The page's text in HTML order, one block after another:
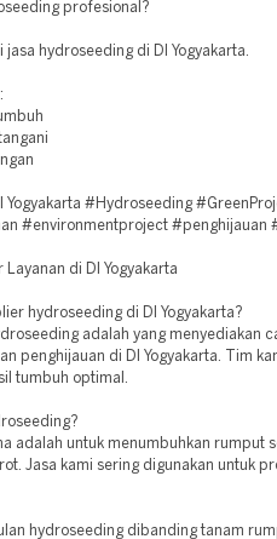
profesional?
jasa hydroseeding di DI Yogyakarta.
Yogyakarta #Hydroseeding
#environmentproject #penghijauan
Layanan di DI Yogyakarta
hydroseeding di DI Yogyakarta?
adalah yang menyediakan
penghijauan di DI Yogyakarta. Tim
tumbuh optimal.
adalah untuk menumbuhkan rumput
Jasa kami sering digunakan untuk
hydroseeding dibanding tanam